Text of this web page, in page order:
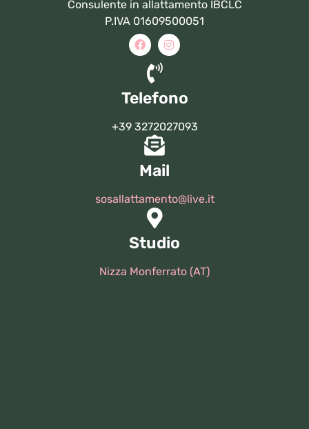
Consulente in allattamento IBCLC
P.IVA 01609500051
Telefono
+39 3272027093
Mail
sosallattamento@live.it
Studio
Nizza Monferrato (AT)